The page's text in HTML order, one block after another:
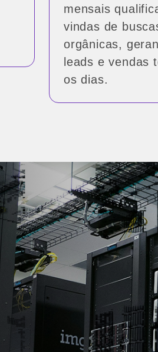
mensais
vindas de
orgânicas,
leads e vendas
os dias.